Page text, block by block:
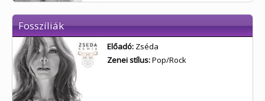
Fosszíliák
Előadó: Zséda
Zenei stílus:Pop/Rock